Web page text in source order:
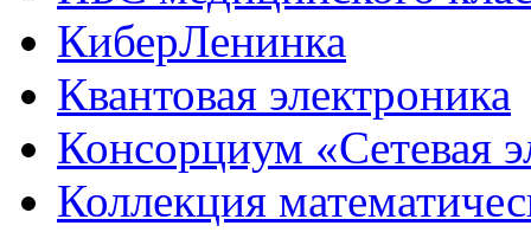
КиберЛенинка
Квантовая электроника
Консорциум «Сетевая
Коллекция